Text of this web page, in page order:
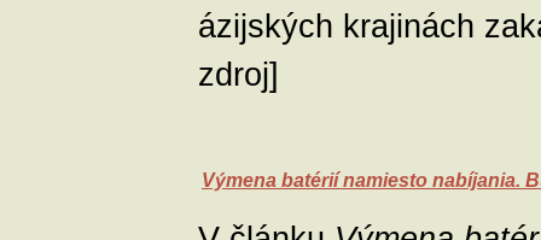
ázijských krajinách
zdroj]
Výmena batérií namiesto nabíjania.